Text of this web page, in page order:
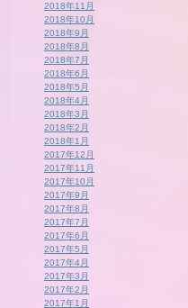
2018年11月
2018年10月
2018年9月
2018年8月
2018年7月
2018年6月
2018年5月
2018年4月
2018年3月
2018年2月
2018年1月
2017年12月
2017年11月
2017年10月
2017年9月
2017年8月
2017年7月
2017年6月
2017年5月
2017年4月
2017年3月
2017年2月
2017年1月